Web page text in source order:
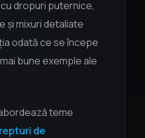
dropuri puternice,
și mixuri detaliate
odată ce se începe
bune exemple ale
teme
de